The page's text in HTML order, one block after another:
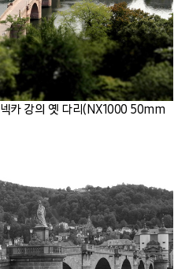
카 강의 옛 다리(NX1000 50mm